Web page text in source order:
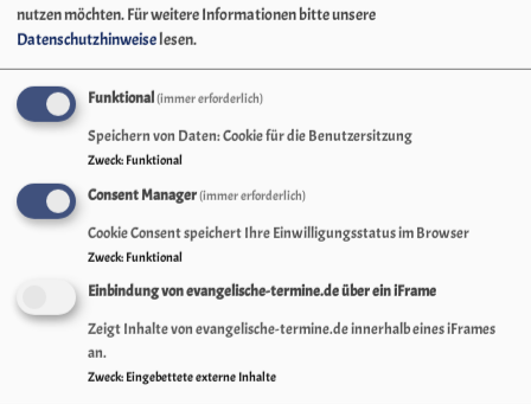
Barrierefreiheit beim Theme
Philippus next
Hier den Text für vk_blockly einfügen.
Nicht barrierefreie Inhalte
Die nachstehend aufgeführten Inhalte sind aus den folgenden
Gründen nicht barrierefrei:
Barrieren Melden, Feedback und
Kontaktangaben
nutzen möchten.Für weitere Informationen bitte unsere
Datenschutzhinweiselesen.
Funktional(immer erforderlich)
Speichern von Daten: Cookie für die Benutzersitzung
Zweck: Funktional
Consent Manager(immer erforderlich)
Cookie Consent speichert Ihre Einwilligungsstatus im Browser
Zweck: Funktional
Einbindung von evangelische-termine.de über ein iFrame
Zeigt Inhalte von evangelische-termine.de innerhalb eines iFrames
an.
Zweck: Eingebettete externe Inhalte